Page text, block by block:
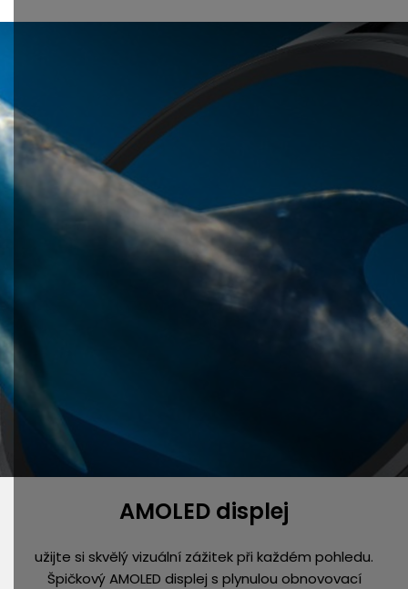
AMOLED displej
užijte si skvělý vizuální zážitek při každém pohledu.
Špičkový AMOLED displej s plynulou obnovovací